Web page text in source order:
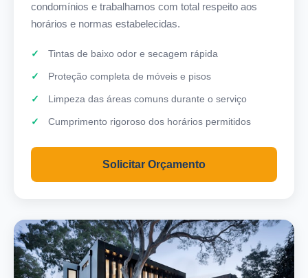
condomínios e trabalhamos com total respeito aos
horários e normas estabelecidas.
Tintas de baixo odor e secagem rápida
Proteção completa de móveis e pisos
Limpeza das áreas comuns durante o serviço
Cumprimento rigoroso dos horários permitidos
Solicitar Orçamento